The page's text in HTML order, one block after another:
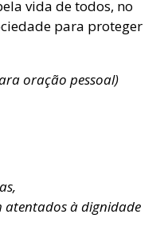
vida de todos, no
para proteger
oração pessoal)
atentados à dignidade